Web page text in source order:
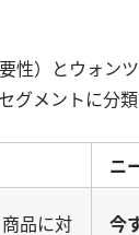
性）とウォン
グメントに分類
ニ
商品に対
今